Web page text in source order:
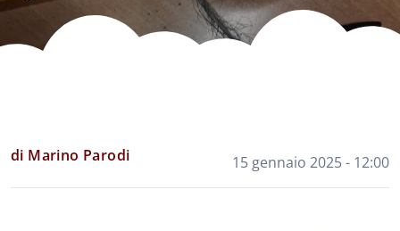
di Marino Parodi 15 gennaio 2025 - 12:00